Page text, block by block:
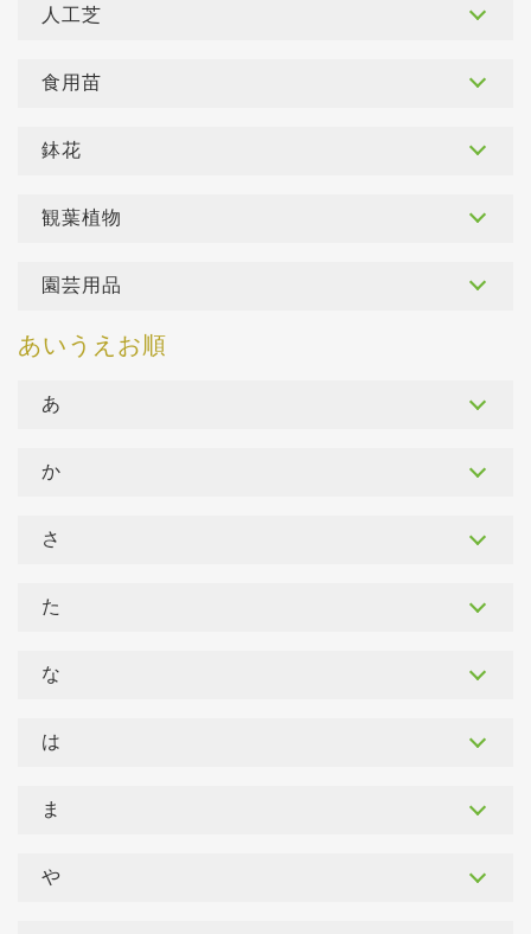
人工芝
食用苗
鉢花
観葉植物
園芸用品
あ
か
さ
た
な
は
ま
や